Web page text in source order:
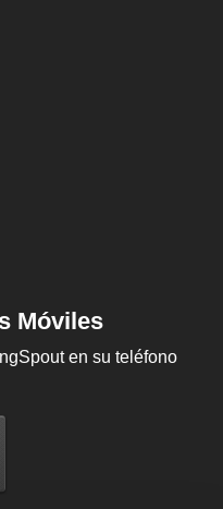
Móviles
en su teléfono